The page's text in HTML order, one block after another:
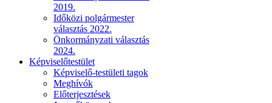
2019.
Időközi polgármester
választás 2022.
Önkormányzati választás
2024.
Képviselőtestület
Képviselő-testületi tagok
Meghívók
Előterjesztések